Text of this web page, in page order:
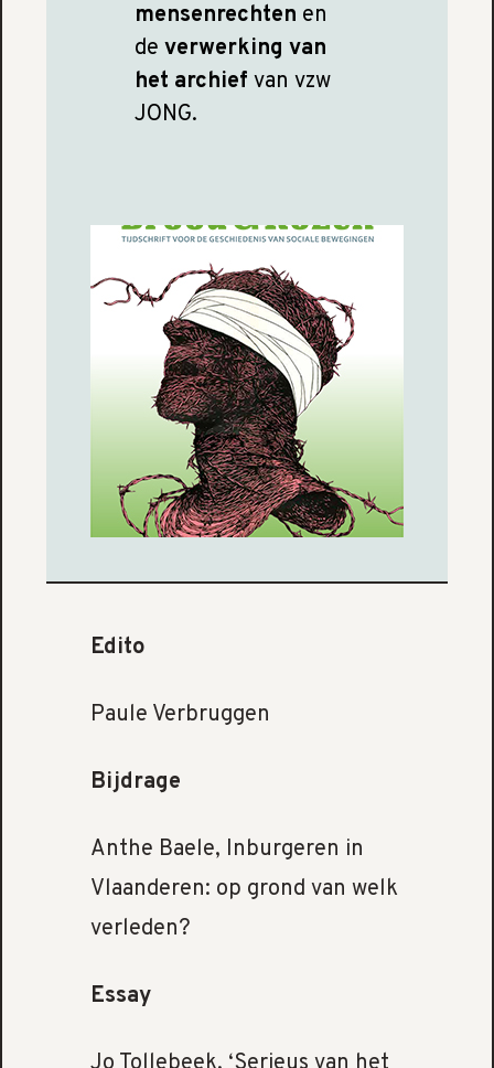
mensenrechten en
de verwerking van
het archief van vzw
JONG.
Edito
Paule Verbruggen
Bijdrage
Anthe Baele, Inburgeren in
Vlaanderen: op grond van welk
verleden?
Essay